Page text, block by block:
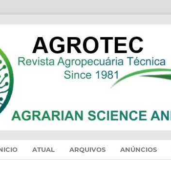
ATUAL ARQUIVOS ANÚNCIOS